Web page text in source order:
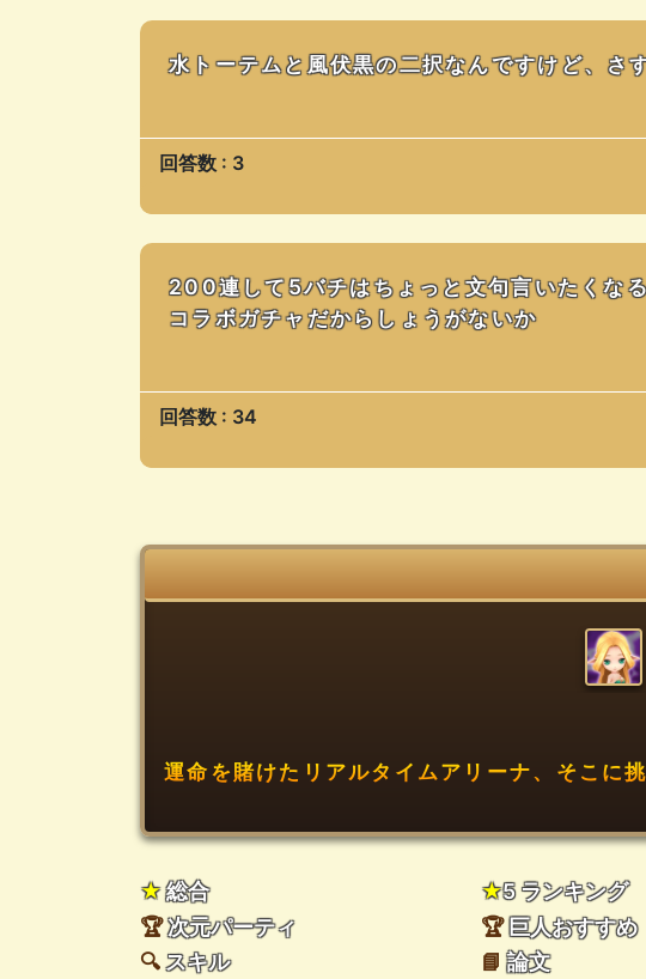
水トーテムと風伏黒の二択なんですけど、さ
回答数 : 3
200連して5バチはちょっと文句言いたくなる
コラボガチャだからしょうがないか
回答数 : 34
運命を賭けたリアルタイムアリーナ、そこに
★総合 ★5 ランキング
🏆次元パーティ 🏆巨人おすすめ
🔍スキル 📘論文